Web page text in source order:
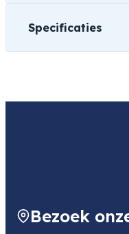
Specificaties
Bezoek